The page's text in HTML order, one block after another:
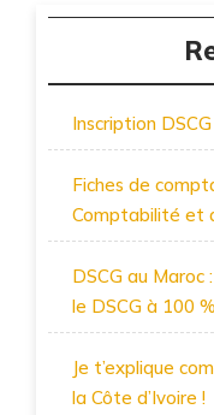
Inscription
Fiches de
Comptabilité et
DSCG au Maroc
le DSCG à 100 %
Je t’explique
la Côte d’Ivoire !